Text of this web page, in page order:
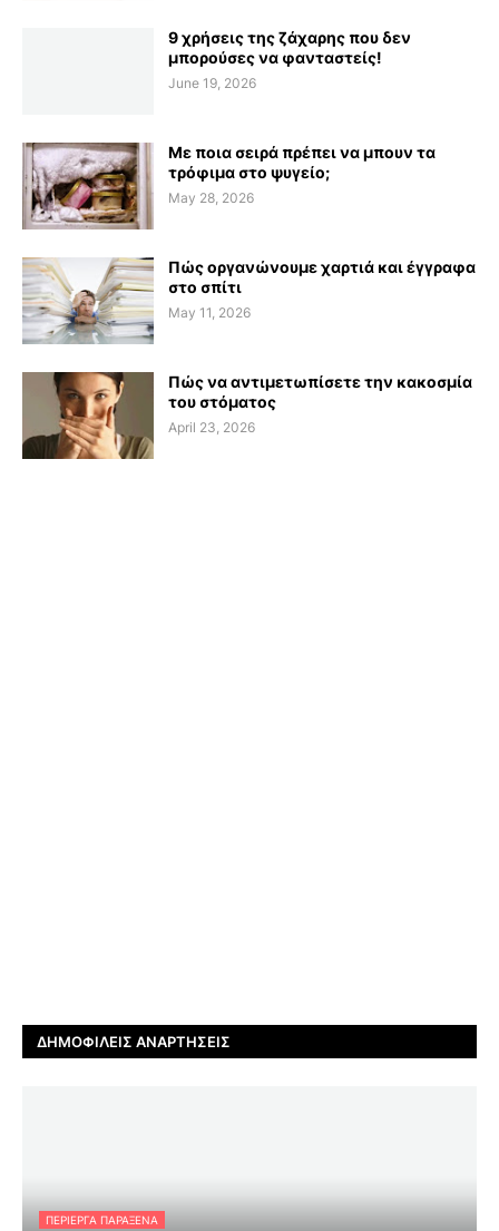
9 χρήσεις της ζάχαρης που δεν
μπορούσες να φανταστείς!
June 19, 2026
Με ποια σειρά πρέπει να μπουν τα
τρόφιμα στο ψυγείο;
May 28, 2026
Πώς οργανώνουμε χαρτιά και έγγραφα
στο σπίτι
May 11, 2026
Πώς να αντιμετωπίσετε την κακοσμία
του στόματος
April 23, 2026
ΔΗΜΟΦΙΛΕΊΣ ΑΝΑΡΤΉΣΕΙΣ
ΠΕΡΊΕΡΓΑ ΠΑΡΆΞΕΝΑ